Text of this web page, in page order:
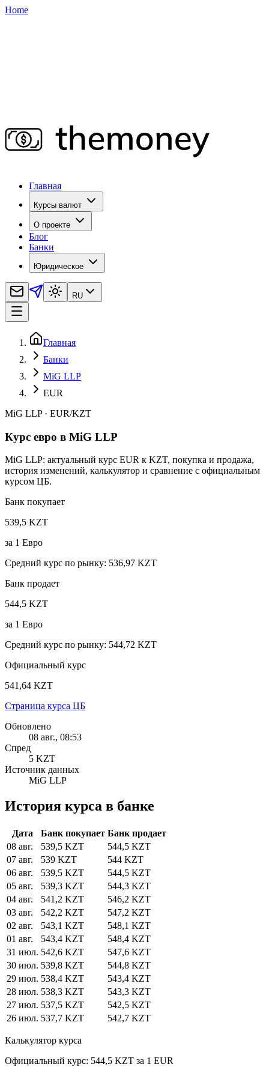
Home
Главная
Курсы валют
О проекте
Блог
Банки
Юридическое
RU
Главная
Банки
MiG LLP
EUR
MiG LLP· EUR/KZT
Курс евро в MiG LLP
MiG LLP: актуальный курс EUR к KZT, покупка и продажа,
история изменений, калькулятор и сравнение с официальным
курсом ЦБ.
Банк покупает
539,5 KZT
за 1 Евро
Средний курс по рынку: 536,97 KZT
Банк продает
544,5 KZT
за 1 Евро
Средний курс по рынку: 544,72 KZT
Официальный курс
541,64 KZT
Страница курса ЦБ
Обновлено
08 авг., 08:53
Спред
5 KZT
Источник данных
MiG LLP
История курса в банке
Дата Банк покупает Банк продает
08 авг.
539,5 KZT
544,5 KZT
07 авг.
539 KZT
544 KZT
06 авг.
539,5 KZT
544,5 KZT
05 авг.
539,3 KZT
544,3 KZT
04 авг.
541,2 KZT
546,2 KZT
03 авг.
542,2 KZT
547,2 KZT
02 авг.
543,1 KZT
548,1 KZT
01 авг.
543,4 KZT
548,4 KZT
31 июл. 542,6 KZT
547,6 KZT
30 июл. 539,8 KZT
544,8 KZT
29 июл. 538,4 KZT
543,4 KZT
28 июл. 538,3 KZT
543,3 KZT
27 июл. 537,5 KZT
542,5 KZT
26 июл. 537,7 KZT 542,7 KZT
Калькулятор курса
Официальный курс: 544,5 KZT за 1 EUR